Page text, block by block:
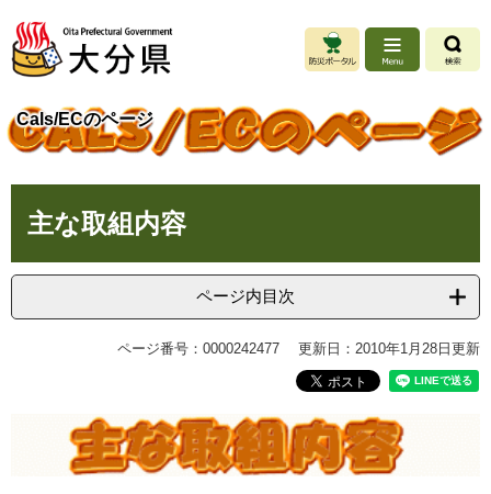
ジ
頭
で
ュ
飛
ば
へ
Cals/ECのページ
主な取組内容
ページ内目次
ページ番号：0000242477 更新日：2010年1月28日更新